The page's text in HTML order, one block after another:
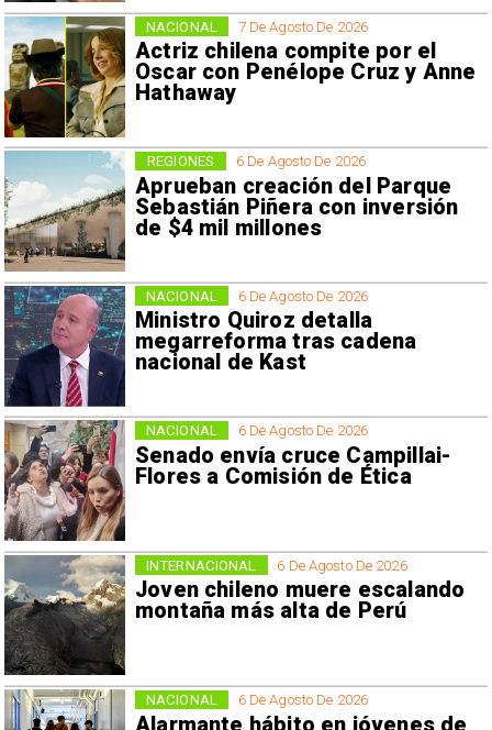
7 De Agosto De 2026
Actriz chilena compite por el
Oscar con Penélope Cruz y Anne
Hathaway
NACIONAL
6 De Agosto De 2026
Aprueban creación del Parque
Sebastián Piñera con inversión
de $4 mil millones
REGIONES
6 De Agosto De 2026
Ministro Quiroz detalla
megarreforma tras cadena
nacional de Kast
NACIONAL
6 De Agosto De 2026
Senado envía cruce Campillai-
Flores a Comisión de Ética
NACIONAL
6 De Agosto De 2026
Joven chileno muere escalando
montaña más alta de Perú
INTERNACIONAL
6 De Agosto De 2026
Alarmante hábito en jóvenes de
NACIONAL